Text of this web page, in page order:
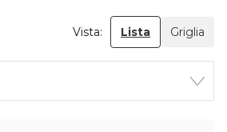
Vista: Lista Griglia